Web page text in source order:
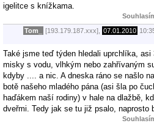
igelitce s knížkama.
Tom_ [193.179.187.xxx], 07.01.2010
Také jsme teď týden hledali uprchlíka,
misky s vodu, vlhkým nebo zahřívaným
kdyby .... a nic. A dneska ráno se našlo
botě našeho mladého pána (asi šla po
haďákem naší rodiny) v hale na dlažbě,
dveřmi. Tedy jak se tu již psalo, naprosto